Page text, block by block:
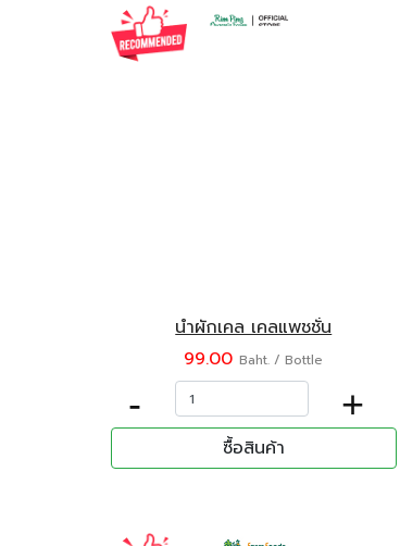
น้ำผักเคล เคลแพชชั่น
99.00 Baht. / Bottle
- +
ซื้อสินค้า